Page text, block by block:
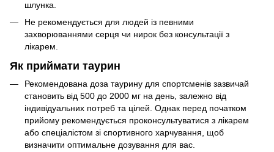
шлунка.
Не рекомендується для людей із певними
захворюваннями серця чи нирок без консультації з
лікарем.
Як приймати таурин
Рекомендована доза таурину для спортсменів зазвичай
становить від 500 до 2000 мг на день, залежно від
індивідуальних потреб та цілей. Однак перед початком
прийому рекомендується проконсультуватися з лікарем
або спеціалістом зі спортивного харчування, щоб
визначити оптимальне дозування для вас.